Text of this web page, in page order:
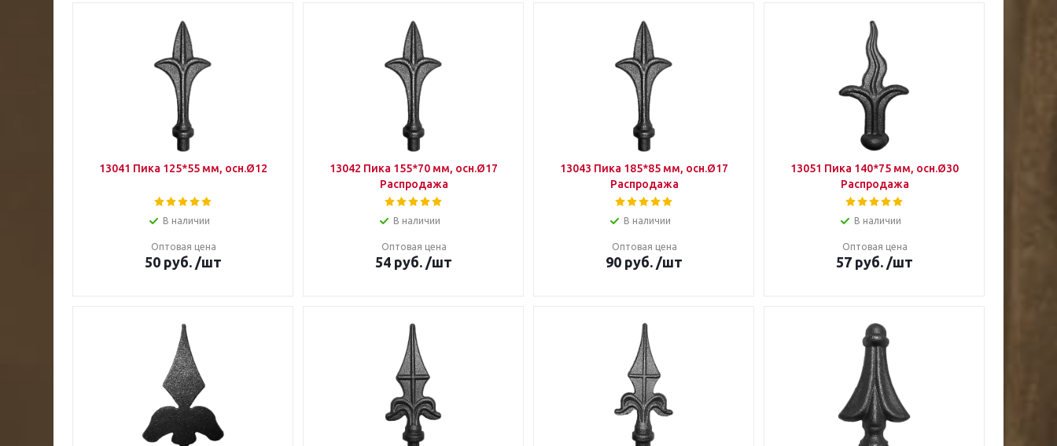
13041 Пика 125*55 мм, осн.Ø12
В наличии
Оптовая цена
50 руб. /шт
13042 Пика 155*70 мм, осн.Ø17
Распродажа
В наличии
Оптовая цена
54 руб. /шт
13043 Пика 185*85 мм, осн.Ø17
Распродажа
В наличии
Оптовая цена
90 руб. /шт
13051 Пика 140*75 мм, осн.Ø30
Распродажа
В наличии
Оптовая цена
57 руб. /шт